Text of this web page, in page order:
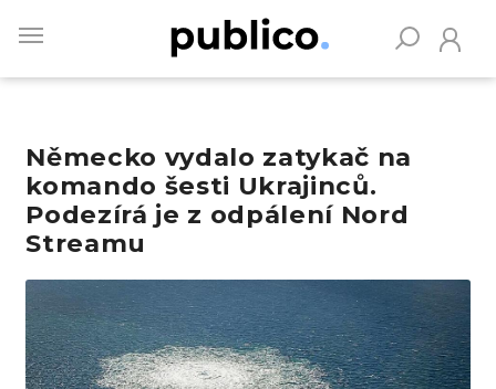
main
Německo vydalo zatykač na
komando šesti Ukrajinců.
Podezírá je z odpálení Nord
Streamu
Obrázek
Vyhledávejte na Publiku